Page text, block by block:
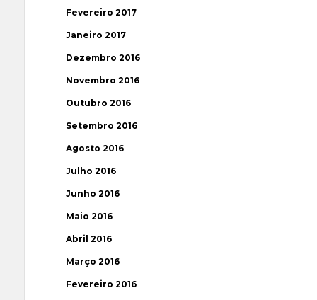
Fevereiro 2017
Janeiro 2017
Dezembro 2016
Novembro 2016
Outubro 2016
Setembro 2016
Agosto 2016
Julho 2016
Junho 2016
Maio 2016
Abril 2016
Março 2016
Fevereiro 2016